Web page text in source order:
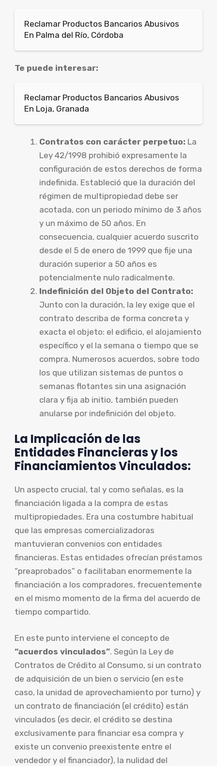
Reclamar Productos Bancarios Abusivos
En Palma del Río, Córdoba
Te puede interesar:
Reclamar Productos Bancarios Abusivos
En Loja, Granada
Contratos con carácter perpetuo: La
Ley 42/1998 prohibió expresamente la
configuración de estos derechos de forma
indefinida. Estableció que la duración del
régimen de multipropiedad debe ser
acotada, con un periodo mínimo de 3 años
y un máximo de 50 años. En
consecuencia, cualquier acuerdo suscrito
desde el 5 de enero de 1999 que fije una
duración superior a 50 años es
potencialmente nulo radicalmente.
Indefinición del Objeto del Contrato:
Junto con la duración, la ley exige que el
contrato describa de forma concreta y
exacta el objeto: el edificio, el alojamiento
específico y el la semana o tiempo que se
compra. Numerosos acuerdos, sobre todo
los que utilizan sistemas de puntos o
semanas flotantes sin una asignación
clara y fija ab initio, también pueden
anularse por indefinición del objeto.
La Implicación de las
Entidades Financieras y los
Financiamientos Vinculados:
Un aspecto crucial, tal y como señalas, es la
financiación ligada a la compra de estas
multipropiedades. Era una costumbre habitual
que las empresas comercializadoras
mantuvieran convenios con entidades
financieras. Estas entidades ofrecían préstamos
“preaprobados” o facilitaban enormemente la
financiación a los compradores, frecuentemente
en el mismo momento de la firma del acuerdo de
tiempo compartido.
En este punto interviene el concepto de
“acuerdos vinculados”. Según la Ley de
Contratos de Crédito al Consumo, si un contrato
de adquisición de un bien o servicio (en este
caso, la unidad de aprovechamiento por turno) y
un contrato de financiación (el crédito) están
vinculados (es decir, el crédito se destina
exclusivamente para financiar esa compra y
existe un convenio preexistente entre el
vendedor y el financiador), la nulidad del